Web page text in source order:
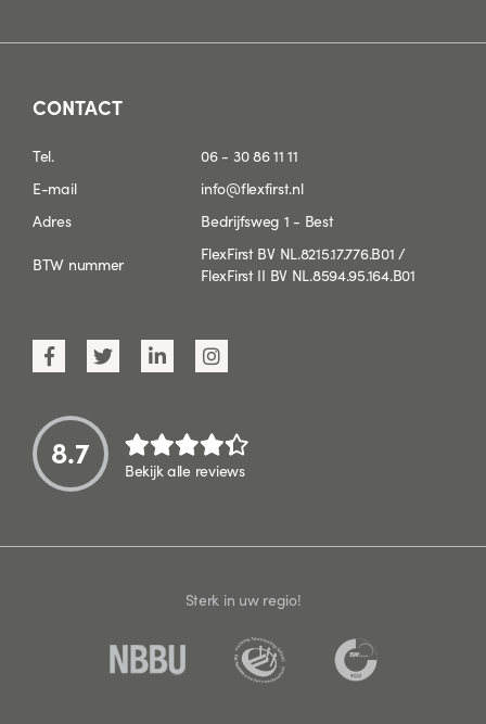
CONTACT
Tel.
06 - 30 86 11 11
E-mail
info@flexfirst.nl
Adres
Bedrijfsweg 1 - Best
BTW nummer
FlexFirst BV NL.8215.17.776.B01 /
FlexFirst II BV NL.8594.95.164.B01
8.7 Bekijk alle reviews
Sterk in uw regio!